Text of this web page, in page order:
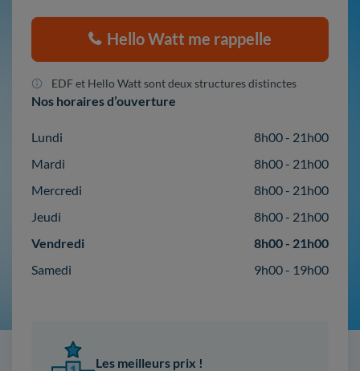
Hello Watt me rappelle
EDF et Hello Watt sont deux structures distinctes
Nos horaires d’ouverture
Lundi
8h00 - 21h00
Mardi
8h00 - 21h00
Mercredi
8h00 - 21h00
Jeudi
8h00 - 21h00
Vendredi
8h00 - 21h00
Samedi
9h00 - 19h00
Les meilleurs prix !